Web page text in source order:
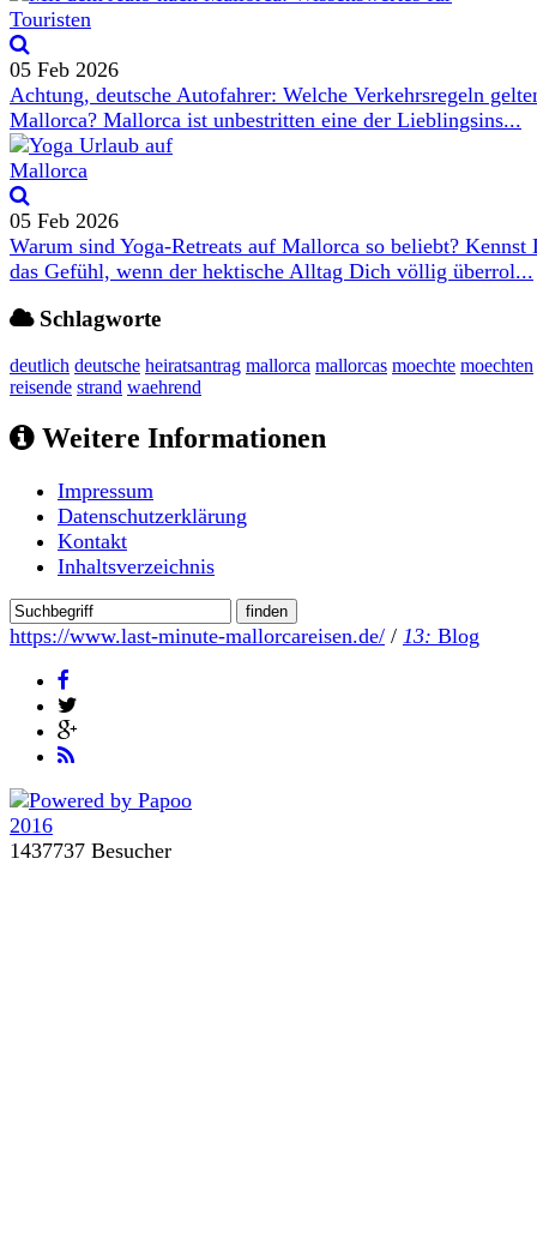
05 Feb 2026
Achtung, deutsche Autofahrer: Welche Verkehrsregeln
Mallorca? Mallorca ist unbestritten eine der Lieblingsins...
05 Feb 2026
Warum sind Yoga-Retreats auf Mallorca so beliebt? Kennst
das Gefühl, wenn der hektische Alltag Dich völlig überrol...
Schlagworte
deutlich deutsche heiratsantrag mallorca mallorcas moechte moechten
reisende strand waehrend
Weitere Informationen
Impressum
Datenschutzerklärung
Kontakt
Inhaltsverzeichnis
https://www.last-minute-mallorcareisen.de/ / 13: Blog
1437737 Besucher